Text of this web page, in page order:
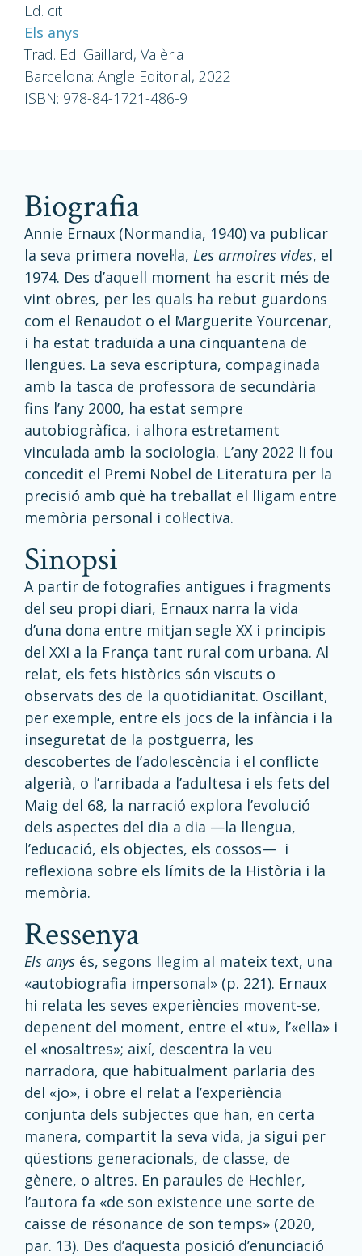
Ed. cit
Els anys
Trad. Ed. Gaillard, Valèria
Barcelona: Angle Editorial, 2022
ISBN: 978-84-1721-486-9
Biografia
Annie Ernaux (Normandia, 1940) va publicar
la seva primera novel·la, Les armoires vides, el
1974. Des d’aquell moment ha escrit més de
vint obres, per les quals ha rebut guardons
com el Renaudot o el Marguerite Yourcenar,
i ha estat traduïda a una cinquantena de
llengües. La seva escriptura, compaginada
amb la tasca de professora de secundària
fins l’any 2000, ha estat sempre
autobiogràfica, i alhora estretament
vinculada amb la sociologia. L’any 2022 li fou
concedit el Premi Nobel de Literatura per la
precisió amb què ha treballat el lligam entre
memòria personal i col·lectiva.
Sinopsi
A partir de fotografies antigues i fragments
del seu propi diari, Ernaux narra la vida
d’una dona entre mitjan segle XX i principis
del XXI a la França tant rural com urbana. Al
relat, els fets històrics són viscuts o
observats des de la quotidianitat. Oscil·lant,
per exemple, entre els jocs de la infància i la
inseguretat de la postguerra, les
descobertes de l’adolescència i el conflicte
algerià, o l’arribada a l’adultesa i els fets del
Maig del 68, la narració explora l’evolució
dels aspectes del dia a dia —la llengua,
l’educació, els objectes, els cossos— i
reflexiona sobre els límits de la Història i la
memòria.
Ressenya
Els anys és, segons llegim al mateix text, una
«autobiografia impersonal» (p. 221). Ernaux
hi relata les seves experiències movent-se,
depenent del moment, entre el «tu», l’«ella» i
el «nosaltres»; així, descentra la veu
narradora, que habitualment parlaria des
del «jo», i obre el relat a l’experiència
conjunta dels subjectes que han, en certa
manera, compartit la seva vida, ja sigui per
qüestions generacionals, de classe, de
gènere, o altres. En paraules de Hechler,
l’autora fa «de son existence une sorte de
caisse de résonance de son temps» (2020,
par. 13). Des d’aquesta posició d’enunciació